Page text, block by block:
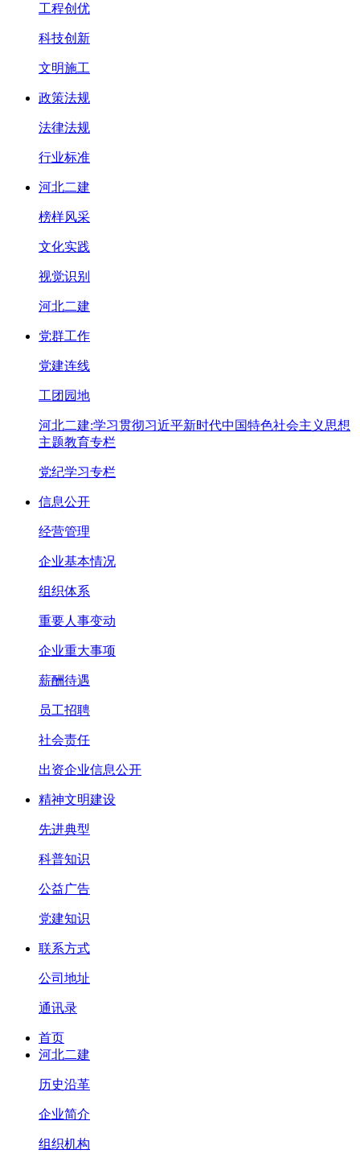
工程创优
科技创新
文明施工
政策法规
法律法规
行业标准
河北二建
榜样风采
文化实践
视觉识别
河北二建
党群工作
党建连线
工团园地
河北二建:学习贯彻习近平新时代中国特色社会主义思想
主题教育专栏
党纪学习专栏
信息公开
经营管理
企业基本情况
组织体系
重要人事变动
企业重大事项
薪酬待遇
员工招聘
社会责任
出资企业信息公开
精神文明建设
先进典型
科普知识
公益广告
党建知识
联系方式
公司地址
通讯录
首页
河北二建
历史沿革
企业简介
组织机构